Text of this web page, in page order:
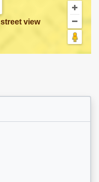
street view